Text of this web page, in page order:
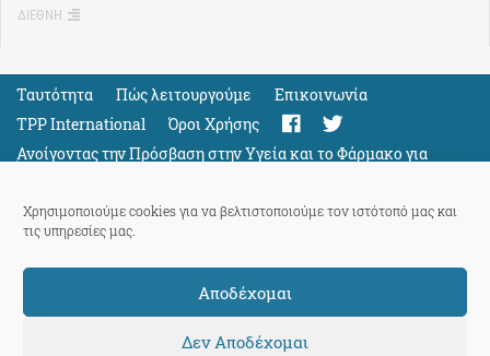
Χρησιμοποιούμε cookies για να βελτιστοποιούμε τον ιστότοπό μας και
τις υπηρεσίες μας.
Αποδέχομαι
Δεν Αποδέχομαι
ΔΙΕΘΝΗ
Ταυτότητα Πώς λειτουργούμε
Eπικοινωνία
TPP International
Όροι Χρήσης
Ανοίγοντας την Πρόσβαση στην Υγεία και το Φάρμακο για
Όλους
Support
ThePressProject
powered by our community members